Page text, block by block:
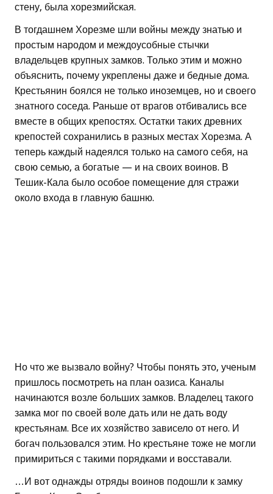
стену, была хорезмийская.
В тогдашнем Хорезме шли войны между знатью и
простым народом и междоусобные стычки
владельцев крупных замков. Только этим и можно
объяснить, почему укреплены даже и бедные дома.
Крестьянин боялся не только иноземцев, но и своего
знатного соседа. Раньше от врагов отбивались все
вместе в общих крепостях. Остатки таких древних
крепостей сохранились в разных местах Хорезма. А
теперь каждый надеялся только на самого себя, на
свою семью, а богатые — и на своих воинов. В
Тешик-Кала было особое помещение для стражи
около входа в главную башню.
Но что же вызвало войну? Чтобы понять это, ученым
пришлось посмотреть на план оазиса. Каналы
начинаются возле больших замков. Владелец такого
замка мог по своей воле дать или не дать воду
крестьянам. Все их хозяйство зависело от него. И
богач пользовался этим. Но крестьяне тоже не могли
примириться с такими порядками и восставали.
…И вот однажды отряды воинов подошли к замку